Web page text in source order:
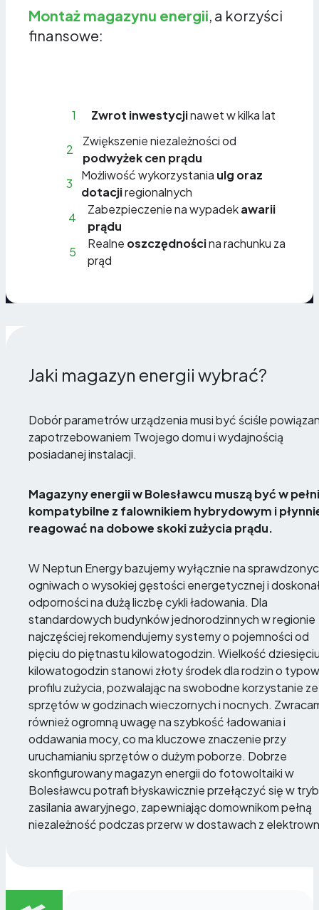
Montaż magazynu energii, a korzyści
finansowe:
1 Zwrot inwestycjinawet w kilka lat
2
Zwiększenie niezależności od
podwyżek cen prądu
3
Możliwość wykorzystania ulg oraz
dotacjiregionalnych
4
Zabezpieczenie na wypadekawarii
prądu
5
Realne oszczędnościna rachunku za
prąd
Jaki magazyn energii wybrać?
Dobór parametrów urządzenia musi być ściśle
zapotrzebowaniem Twojego domu i wydajnością
posiadanej instalacji.
Magazyny energii w Bolesławcu muszą być w pełni
kompatybilne z falownikiem hybrydowym i
reagować na dobowe skoki zużycia prądu.
W Neptun Energy bazujemy wyłącznie na
ogniwach o wysokiej gęstości energetycznej i
odporności na dużą liczbę cykli ładowania. Dla
standardowych budynków jednorodzinnych w regionie
najczęściej rekomendujemy systemy o pojemności od
pięciu do piętnastu kilowatogodzin. Wielkość
kilowatogodzin stanowi złoty środek dla rodzin o
profilu zużycia, pozwalając na swobodne korzystanie ze
sprzętów w godzinach wieczornych i nocnych.
również ogromną uwagę na szybkość ładowania i
oddawania mocy, co ma kluczowe znaczenie przy
uruchamianiu sprzętów o dużym poborze. Dobrze
skonfigurowany magazyn energii do fotowoltaiki w
Bolesławcu potrafi błyskawicznie przełączyć się w tryb
zasilania awaryjnego, zapewniając domownikom pełną
niezależność podczas przerw w dostawach z